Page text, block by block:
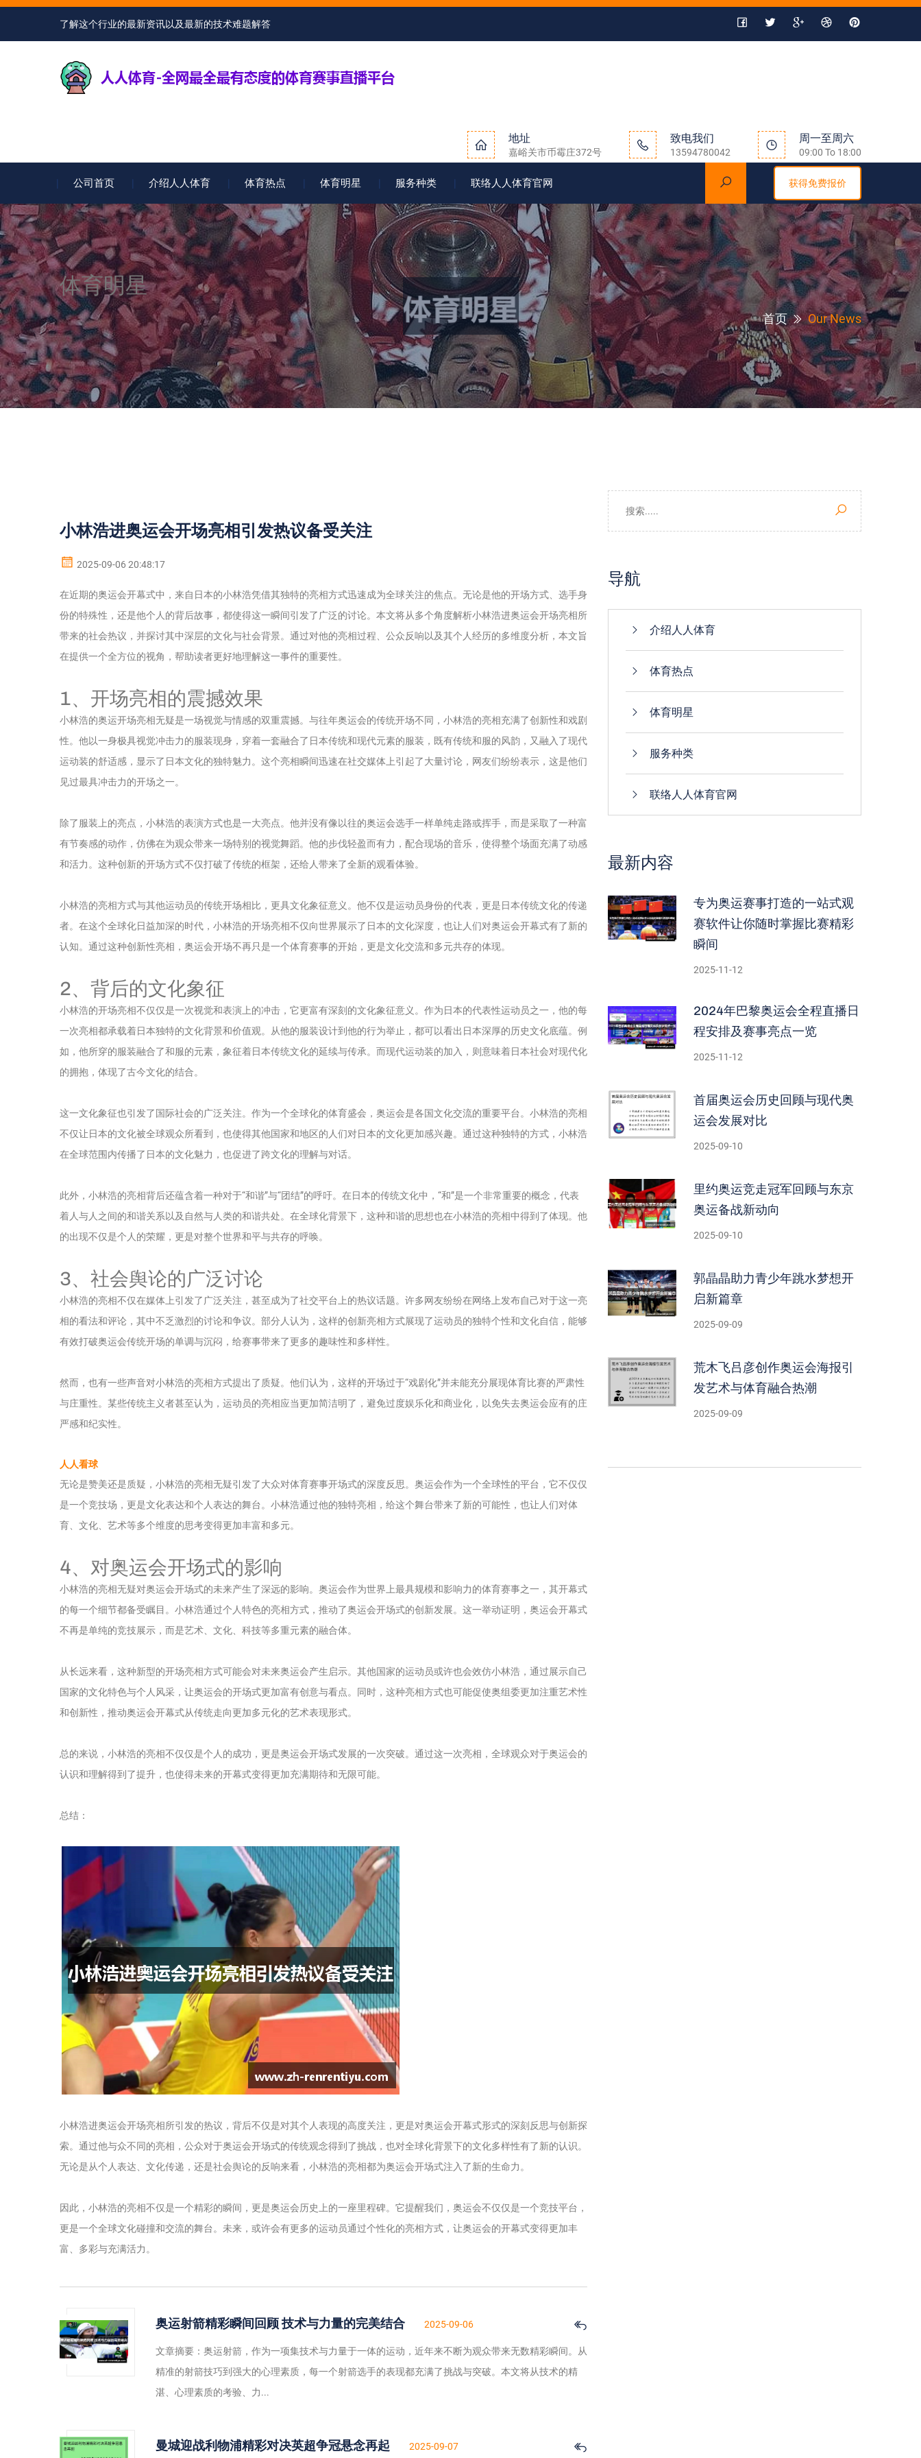
了解这个行业的最新资讯以及最新的技术难题解答
地址
嘉峪关市币霉庄372号
致电我们
13594780042
周一至周六
09:00 To 18:00
公司首页 介绍人人体育 体育热点 体育明星 服务种类 联络人人体育官网 获得免费报价
体育明星
首页 Our News
小林浩进奥运会开场亮相引发热议备受关注
2025-09-06 20:48:17
在近期的奥运会开幕式中，来自日本的小林浩凭借其独特的亮相方式迅速成为全球关注的焦点。无论是他的开场方式、选手身
份的特殊性，还是他个人的背后故事，都使得这一瞬间引发了广泛的讨论。本文将从多个角度解析小林浩进奥运会开场亮相所
带来的社会热议，并探讨其中深层的文化与社会背景。通过对他的亮相过程、公众反响以及其个人经历的多维度分析，本文旨
在提供一个全方位的视角，帮助读者更好地理解这一事件的重要性。
1、开场亮相的震撼效果
小林浩的奥运开场亮相无疑是一场视觉与情感的双重震撼。与往年奥运会的传统开场不同，小林浩的亮相充满了创新性和戏剧
性。他以一身极具视觉冲击力的服装现身，穿着一套融合了日本传统和现代元素的服装，既有传统和服的风韵，又融入了现代
运动装的舒适感，显示了日本文化的独特魅力。这个亮相瞬间迅速在社交媒体上引起了大量讨论，网友们纷纷表示，这是他们
见过最具冲击力的开场之一。
除了服装上的亮点，小林浩的表演方式也是一大亮点。他并没有像以往的奥运会选手一样单纯走路或挥手，而是采取了一种富
有节奏感的动作，仿佛在为观众带来一场特别的视觉舞蹈。他的步伐轻盈而有力，配合现场的音乐，使得整个场面充满了动感
和活力。这种创新的开场方式不仅打破了传统的框架，还给人带来了全新的观看体验。
小林浩的亮相方式与其他运动员的传统开场相比，更具文化象征意义。他不仅是运动员身份的代表，更是日本传统文化的传递
者。在这个全球化日益加深的时代，小林浩的开场亮相不仅向世界展示了日本的文化深度，也让人们对奥运会开幕式有了新的
认知。通过这种创新性亮相，奥运会开场不再只是一个体育赛事的开始，更是文化交流和多元共存的体现。
2、背后的文化象征
小林浩的开场亮相不仅仅是一次视觉和表演上的冲击，它更富有深刻的文化象征意义。作为日本的代表性运动员之一，他的每
一次亮相都承载着日本独特的文化背景和价值观。从他的服装设计到他的行为举止，都可以看出日本深厚的历史文化底蕴。例
如，他所穿的服装融合了和服的元素，象征着日本传统文化的延续与传承。而现代运动装的加入，则意味着日本社会对现代化
的拥抱，体现了古今文化的结合。
这一文化象征也引发了国际社会的广泛关注。作为一个全球化的体育盛会，奥运会是各国文化交流的重要平台。小林浩的亮相
不仅让日本的文化被全球观众所看到，也使得其他国家和地区的人们对日本的文化更加感兴趣。通过这种独特的方式，小林浩
在全球范围内传播了日本的文化魅力，也促进了跨文化的理解与对话。
此外，小林浩的亮相背后还蕴含着一种对于“和谐”与“团结”的呼吁。在日本的传统文化中，“和”是一个非常重要的概念，代表
着人与人之间的和谐关系以及自然与人类的和谐共处。在全球化背景下，这种和谐的思想也在小林浩的亮相中得到了体现。他
的出现不仅是个人的荣耀，更是对整个世界和平与共存的呼唤。
3、社会舆论的广泛讨论
小林浩的亮相不仅在媒体上引发了广泛关注，甚至成为了社交平台上的热议话题。许多网友纷纷在网络上发布自己对于这一亮
相的看法和评论，其中不乏激烈的讨论和争议。部分人认为，这样的创新亮相方式展现了运动员的独特个性和文化自信，能够
有效打破奥运会传统开场的单调与沉闷，给赛事带来了更多的趣味性和多样性。
然而，也有一些声音对小林浩的亮相方式提出了质疑。他们认为，这样的开场过于“戏剧化”并未能充分展现体育比赛的严肃性
与庄重性。某些传统主义者甚至认为，运动员的亮相应当更加简洁明了，避免过度娱乐化和商业化，以免失去奥运会应有的庄
严感和纪实性。
人人看球
无论是赞美还是质疑，小林浩的亮相无疑引发了大众对体育赛事开场式的深度反思。奥运会作为一个全球性的平台，它不仅仅
是一个竞技场，更是文化表达和个人表达的舞台。小林浩通过他的独特亮相，给这个舞台带来了新的可能性，也让人们对体
育、文化、艺术等多个维度的思考变得更加丰富和多元。
4、对奥运会开场式的影响
小林浩的亮相无疑对奥运会开场式的未来产生了深远的影响。奥运会作为世界上最具规模和影响力的体育赛事之一，其开幕式
的每一个细节都备受瞩目。小林浩通过个人特色的亮相方式，推动了奥运会开场式的创新发展。这一举动证明，奥运会开幕式
不再是单纯的竞技展示，而是艺术、文化、科技等多重元素的融合体。
从长远来看，这种新型的开场亮相方式可能会对未来奥运会产生启示。其他国家的运动员或许也会效仿小林浩，通过展示自己
国家的文化特色与个人风采，让奥运会的开场式更加富有创意与看点。同时，这种亮相方式也可能促使奥组委更加注重艺术性
和创新性，推动奥运会开幕式从传统走向更加多元化的艺术表现形式。
总的来说，小林浩的亮相不仅仅是个人的成功，更是奥运会开场式发展的一次突破。通过这一次亮相，全球观众对于奥运会的
认识和理解得到了提升，也使得未来的开幕式变得更加充满期待和无限可能。
总结：
小林浩进奥运会开场亮相所引发的热议，背后不仅是对其个人表现的高度关注，更是对奥运会开幕式形式的深刻反思与创新探
索。通过他与众不同的亮相，公众对于奥运会开场式的传统观念得到了挑战，也对全球化背景下的文化多样性有了新的认识。
无论是从个人表达、文化传递，还是社会舆论的反响来看，小林浩的亮相都为奥运会开场式注入了新的生命力。
因此，小林浩的亮相不仅是一个精彩的瞬间，更是奥运会历史上的一座里程碑。它提醒我们，奥运会不仅仅是一个竞技平台，
更是一个全球文化碰撞和交流的舞台。未来，或许会有更多的运动员通过个性化的亮相方式，让奥运会的开幕式变得更加丰
富、多彩与充满活力。
奥运射箭精彩瞬间回顾 技术与力量的完美结合 2025-09-06
文章摘要：奥运射箭，作为一项集技术与力量于一体的运动，近年来不断为观众带来无数精彩瞬间。从
精准的射箭技巧到强大的心理素质，每一个射箭选手的表现都充满了挑战与突破。本文将从技术的精
湛、心理素质的考验、力...
曼城迎战利物浦精彩对决英超争冠悬念再起 2025-09-07
导航
介绍人人体育
体育热点
体育明星
服务种类
联络人人体育官网
最新内容
专为奥运赛事打造的一站式观
赛软件让你随时掌握比赛精彩
瞬间
2025-11-12
2024年巴黎奥运会全程直播日
程安排及赛事亮点一览
2025-11-12
首届奥运会历史回顾与现代奥
运会发展对比
2025-09-10
里约奥运竞走冠军回顾与东京
奥运备战新动向
2025-09-10
郭晶晶助力青少年跳水梦想开
启新篇章
2025-09-09
荒木飞吕彦创作奥运会海报引
发艺术与体育融合热潮
2025-09-09